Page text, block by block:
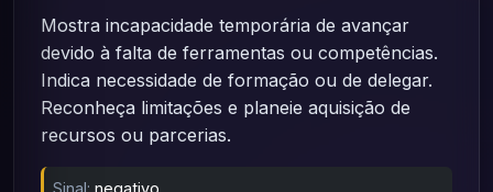
Mostra incapacidade temporária de avançar
devido à falta de ferramentas ou competências.
Indica necessidade de formação ou de delegar.
Reconheça limitações e planeie aquisição de
recursos ou parcerias.
Sinal: negativo